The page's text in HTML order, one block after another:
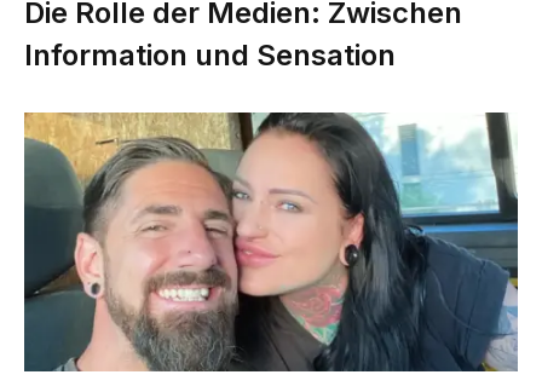
Die Rolle der Medien: Zwischen
Information und Sensation